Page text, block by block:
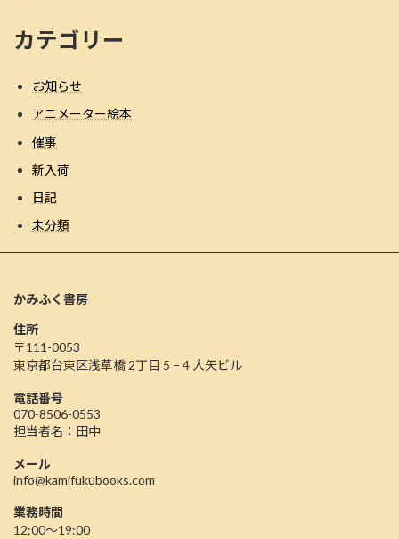
カテゴリー
お知らせ
アニメーター絵本
催事
新入荷
日記
未分類
かみふく書房
住所
〒111-0053
東京都台東区浅草橋 2丁目 5 − 4 大矢ビル
電話番号
070-8506-0553
担当者名：田中
メール
info@kamifukubooks.com
業務時間
12:00〜19:00